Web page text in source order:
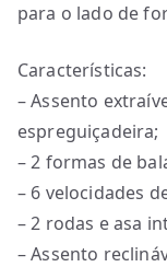
para o lado de
Características:
– Assento
espreguiçadeira;
– 2 formas de
– 6 velocidades
– 2 rodas e asa
– Assento